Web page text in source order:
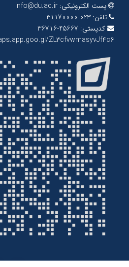
پست الکترونیکی: info@du.ac.ir
تلفن: 023-31170000
کدپستی: 45667-36716
ZL3cfvwmasyvJf4c6